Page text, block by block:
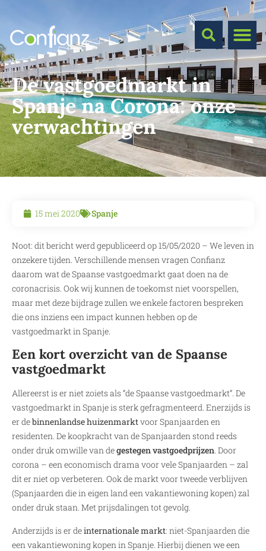
De vastgoedmarkt in
Spanje na Corona: onze
verwachtingen
15 mei 2020 Spanje
Noot: dit bericht werd gepubliceerd op 15/05/2020 – We leven in
onzekere tijden. Verschillende mensen vragen Confianz
daarom wat de Spaanse vastgoedmarkt gaat doen na de
coronacrisis. Ook wij kunnen de toekomst niet voorspellen,
maar met deze bijdrage zullen we enkele factoren bespreken
die ons inziens een impact kunnen hebben op de
vastgoedmarkt in Spanje.
Een kort overzicht van de Spaanse
vastgoedmarkt
Allereerst is er niet zoiets als “de Spaanse vastgoedmarkt”. De
vastgoedmarkt in Spanje is sterk gefragmenteerd. Enerzijds is
er debinnenlandse huizenmarktvoor Spanjaarden en
residenten. De koopkracht van de Spanjaarden stond reeds
onder druk omwille van degestegen vastgoedprijzen. Door
corona – een economisch drama voor vele Spanjaarden – zal
dit er niet op verbeteren. Ook de markt voor tweede verblijven
(Spanjaarden die in eigen land een vakantiewoning kopen) zal
onder druk staan. Met prijsdalingen tot gevolg.
Anderzijds is er deinternationale markt: niet-Spanjaarden die
een vakantiewoning kopen in Spanje. Hierbij dienen we een